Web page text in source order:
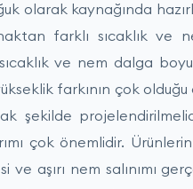
olarak kaynağında
farklı sıcaklık ve
ve nem dalga
farkının çok
şekilde
çok önemlidir.
aşırı nem salınımı